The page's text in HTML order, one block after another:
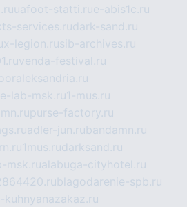
uafoot-statti.rue-abis1c.ru
services.rudark-sand.ru
x-legion.rusib-archives.ru
venda-festival.ru
lab-msk.ru1-mus.ru
purse-factory.ru
adler-jun.rubandamn.ru
1mus.rudarksand.ru
msk.rualabuga-cityhotel.ru
blagodarenie-spb.ru